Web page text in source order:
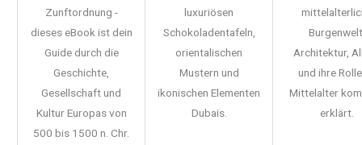
Zunftordnung -
dieses eBook ist dein
Guide durch die
Geschichte,
Gesellschaft und
Kultur Europas von
500 bis 1500 n. Chr.
luxuriösen
Schokoladentafeln,
orientalischen
Mustern und
ikonischen Elementen
Dubais.
Architektur,
und ihre
Mittelalter
erklärt.